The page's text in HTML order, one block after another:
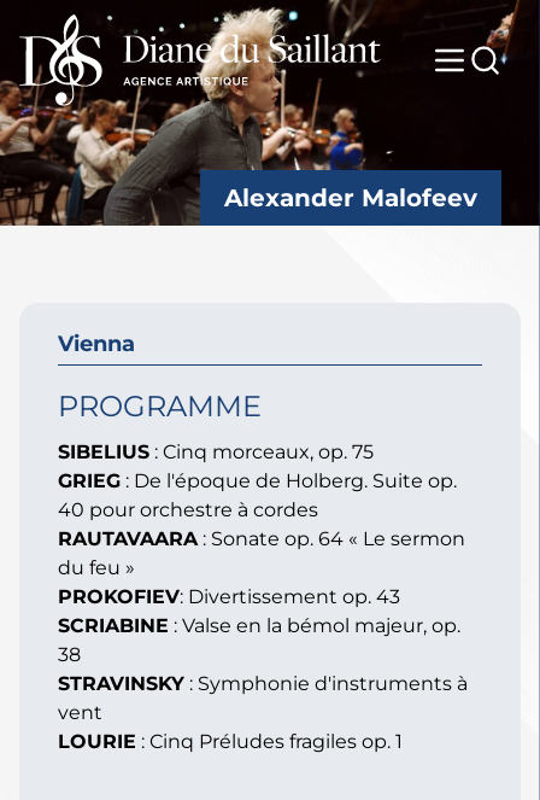
Alexander Malofeev
Vienna
PROGRAMME
SIBELIUS : Cinq morceaux, op. 75
GRIEG : De l'époque de Holberg. Suite op.
40 pour orchestre à cordes
RAUTAVAARA : Sonate op. 64 « Le sermon
du feu »
PROKOFIEV: Divertissement op. 43
SCRIABINE : Valse en la bémol majeur, op.
38
STRAVINSKY : Symphonie d'instruments à
vent
LOURIE : Cinq Préludes fragiles op. 1